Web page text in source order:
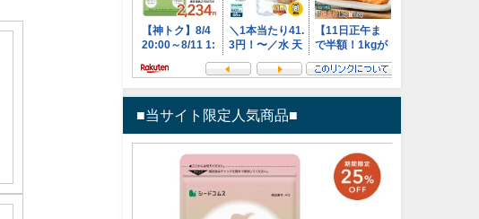
■当サイト限定人気商品■